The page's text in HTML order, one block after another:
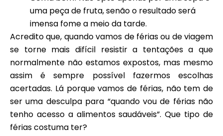
uma peça de fruta, senão o resultado será
imensa fome a meio da tarde.
Acredito que, quando vamos de férias ou de viagem
se torne mais difícil resistir a tentações a que
normalmente não estamos expostos, mas mesmo
assim é sempre possível fazermos escolhas
acertadas. Lá porque vamos de férias, não tem de
ser uma desculpa para “quando vou de férias não
tenho acesso a alimentos saudáveis”. Que tipo de
férias costuma ter?